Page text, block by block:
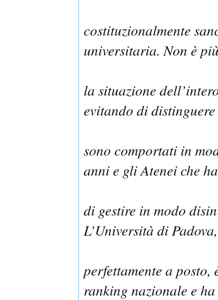
costituzionalmente
universitaria. Non è
la situazione
evitando di
sono comportati in
anni e gli Atenei che
di gestire in modo
L’Università di
perfettamente a
ranking nazionale e